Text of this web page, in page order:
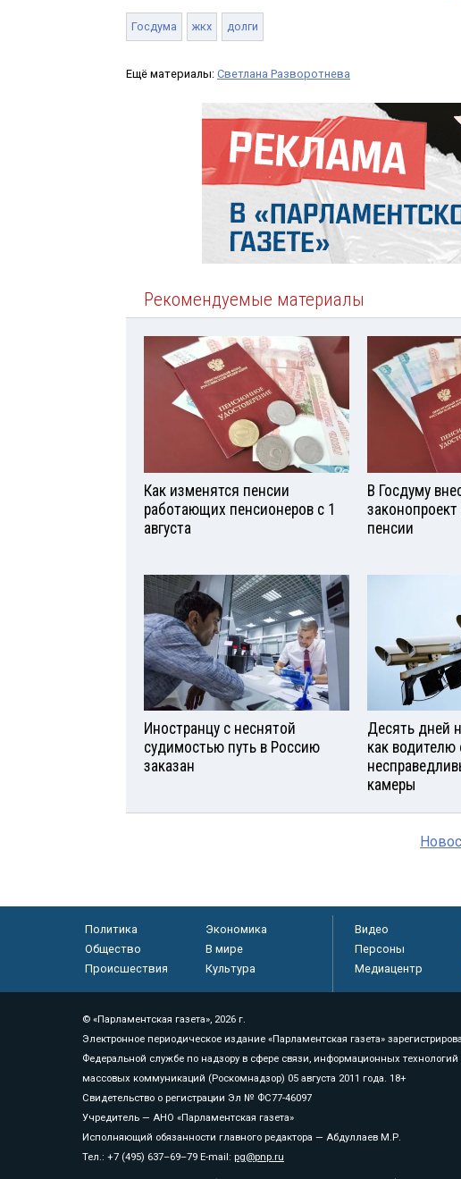
Госдума жкх долги
Ещё материалы: Светлана Разворотнева
Рекомендуемые материалы
Как изменятся пенсии
работающих пенсионеров с 1
августа
В Госдуму
пенсии
Иностранцу с неснятой
судимостью путь в Россию
заказан
Десять дней
как
камеры
Политика
Экономика
Общество
В мире
Происшествия
Культура
Видео
Персоны
Медиацентр
© «Парламентская газета», 2026 г.
Электронное периодическое издание «Парламентская газета»
Федеральной службе по надзору в сфере связи, информационных технологий
массовых коммуникаций (Роскомнадзор) 05 августа 2011 года. 18+
Свидетельство о регистрации Эл № ФС77-46097
Учредитель — АНО «Парламентская газета»
Исполняющий обязанности главного редактора — Абдуллаев М.Р.
Тел.: +7 (495) 637–69–79 E-mail: pg@pnp.ru